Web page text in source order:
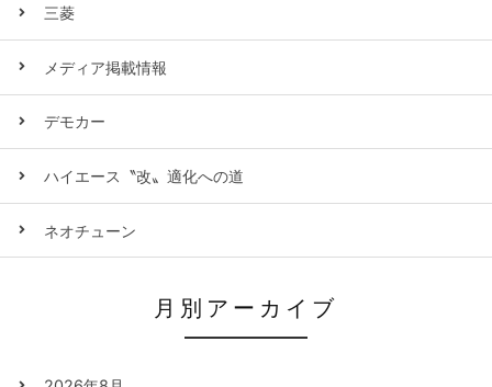
三菱
メディア掲載情報
デモカー
ハイエース〝改〟適化への道
ネオチューン
月別アーカイブ